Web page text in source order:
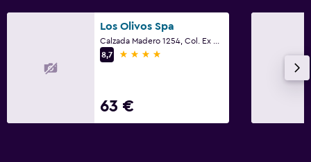
Los Olivos Spa
8,7
4 Sterne
63 €